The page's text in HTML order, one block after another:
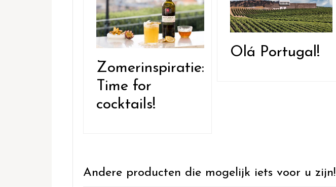
Zomerinspiratie:
Time for
cocktails!
Olá Portugal!
Andere producten die mogelijk iets voor u zijn!